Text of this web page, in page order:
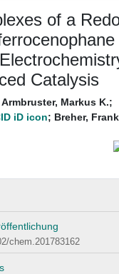
of a
Catalysis
Armbruster, Markus K.;
; Breher, Frank
chem.201783162